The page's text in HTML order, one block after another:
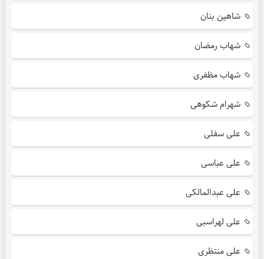
شاهین بنان
شهاب رمضان
شهاب مظفری
شهرام شکوهی
علی سفلی
علی عباسی
علی عبدالمالکی
علی لهراسبی
علی منتظری